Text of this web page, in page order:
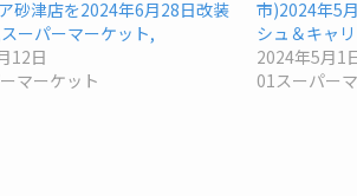
砂津店を2024年6月28日改装
ーパーマーケット,
12日
マーケット
市)2024年5
シュ＆キャ
2024年5月1
01スーパー